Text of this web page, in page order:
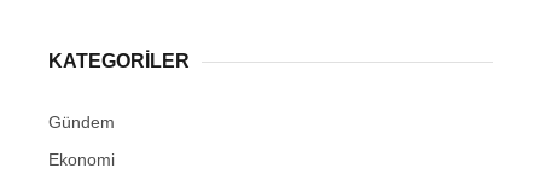
KATEGORİLER
Gündem
Ekonomi